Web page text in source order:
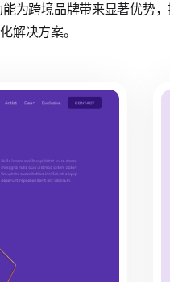
为跨境品牌带来显著优势
解决方案。